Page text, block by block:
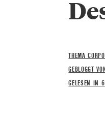
THEMA
GEBLOGGT
GELESEN IN 6